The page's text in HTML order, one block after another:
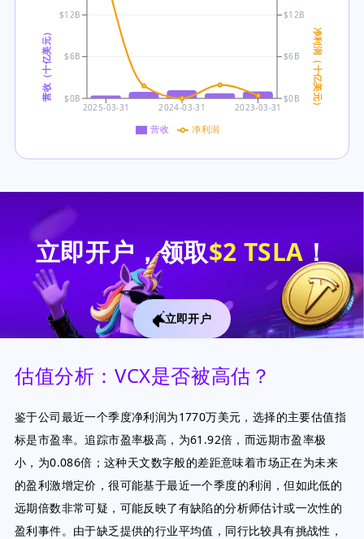
2025-03-31 2024-03-31 2023-03-31
$0B
$6B
$12B
营收（十亿美元） $0B
$6B
$12B
净利润（十亿美元）
营收 净利润
立即开户，领取$2 TSLA ！
立即开户
估值分析：VCX是否被高估？
鉴于公司最近一个季度净利润为1770万美元，选择的主要估值指
标是市盈率。追踪市盈率极高，为61.92倍，而远期市盈率极
小，为0.086倍；这种天文数字般的差距意味着市场正在为未来
的盈利激增定价，很可能基于最近一个季度的利润，但如此低的
远期倍数非常可疑，可能反映了有缺陷的分析师估计或一次性的
盈利事件。由于缺乏提供的行业平均值，同行比较具有挑战性，